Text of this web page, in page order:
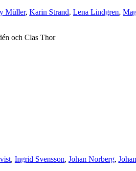
Müller, Karin Strand, Lena Lindgren,
och Clas Thor
, Ingrid Svensson, Johan Norberg,